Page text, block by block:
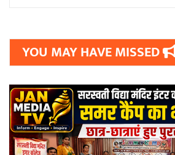
YOU MAY HAVE MISSED